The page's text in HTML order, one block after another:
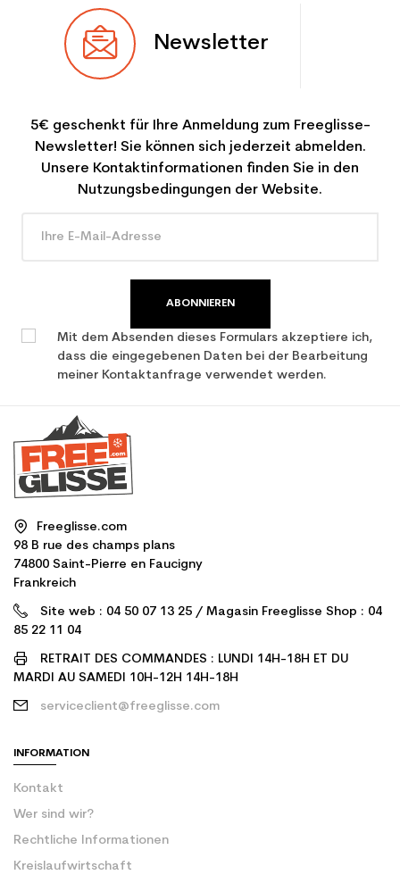
Newsletter
5€ geschenkt für Ihre Anmeldung zum Freeglisse-
Newsletter! Sie können sich jederzeit abmelden.
Unsere Kontaktinformationen finden Sie in den
Nutzungsbedingungen der Website.
ABONNIEREN
Mit dem Absenden dieses Formulars akzeptiere ich,
dass die eingegebenen Daten bei der Bearbeitung
meiner Kontaktanfrage verwendet werden.
Freeglisse.com
98 B rue des champs plans
74800 Saint-Pierre en Faucigny
Frankreich
Site web : 04 50 07 13 25 / Magasin Freeglisse Shop : 04
85 22 11 04
RETRAIT DES COMMANDES : LUNDI 14H-18H ET DU
MARDI AU SAMEDI 10H-12H 14H-18H
serviceclient@freeglisse.com
INFORMATION
Kontakt
Wer sind wir?
Rechtliche Informationen
Kreislaufwirtschaft